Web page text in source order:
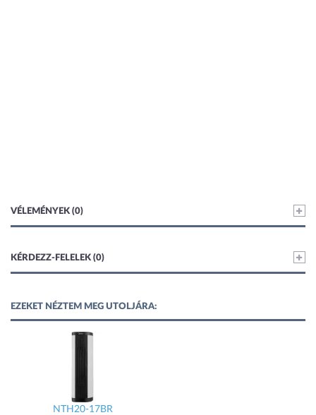
VÉLEMÉNYEK (0)
KÉRDEZZ-FELELEK (0)
EZEKET NÉZTEM MEG UTOLJÁRA:
NTH20-17BR